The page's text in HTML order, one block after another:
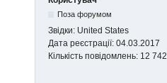
Поза форумом
Звідки: United States
Дата реєстрації: 04.03.2017
Кількість повідомлень: 12 742